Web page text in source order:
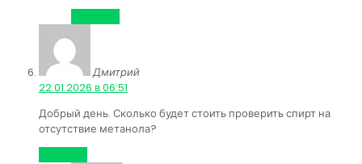
Дмитрий
22.01.2026 в 06:51
Добрый день. Сколько будет стоить проверить спирт на
отсутствие метанола?